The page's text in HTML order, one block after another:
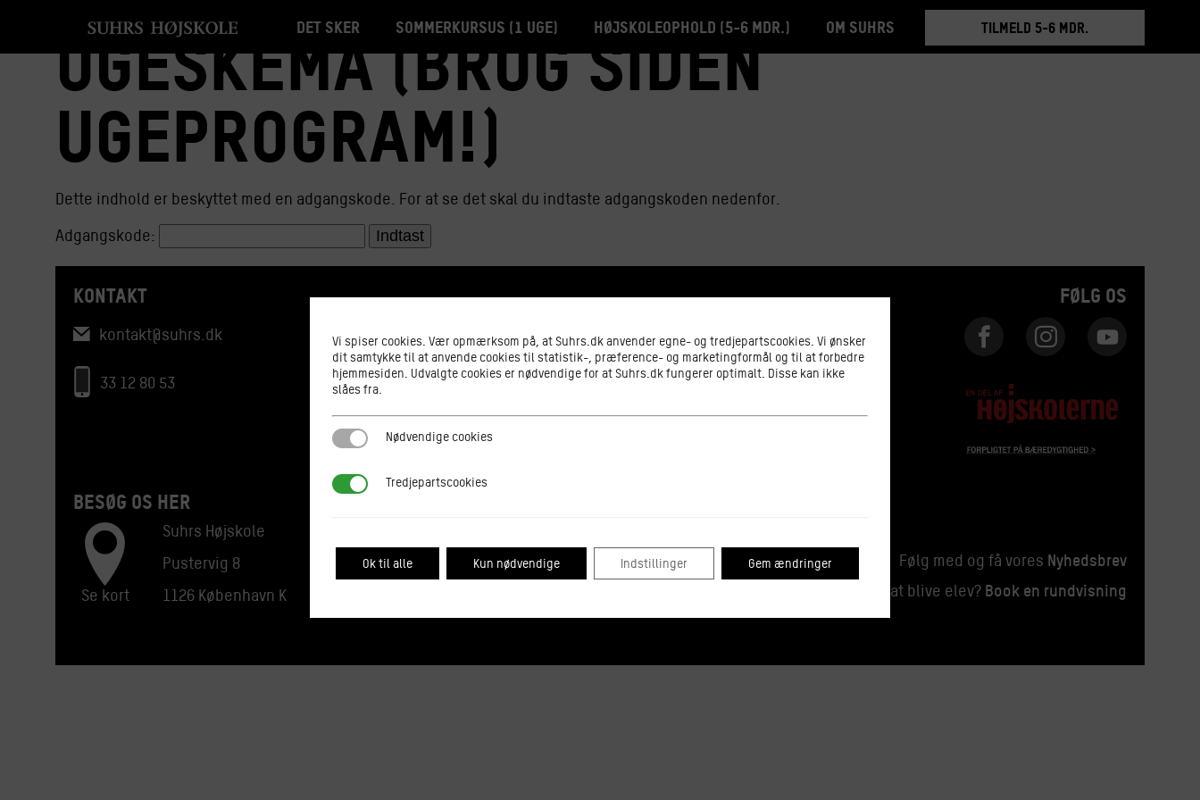
Det sker Sommerkursus (1 uge) Højskoleophold (5-6 mdr.) Om Suhrs
TILMELD 5-6 MDR.
BOOK RUNDVISNING
Ugeskema (brug siden
ugeprogram!)
Dette indhold er beskyttet med en adgangskode. For at se det skal du indtaste adgangskoden nedenfor.
Adgangskode:
KONTAKT
kontakt@suhrs.dk
33 12 80 53
FØLG OS
BESØG OS HER
Suhrs Højskole
Pustervig 8
1126 København K
Se kort
Følg med og få vores Nyhedsbrev
Overvejer du at blive elev? Book en rundvisning
Vi spiser cookies. Vær opmærksom på, at Suhrs.dk anvender egne- og tredjepartscookies. Vi ønsker
dit samtykke til at anvende cookies til statistik-, præference- og marketingformål og til at forbedre
hjemmesiden. Udvalgte cookies er nødvendige for at Suhrs.dk fungerer optimalt. Disse kan ikke
slåes fra.
Nødvendige cookies
Nødvendige cookies
Tredjepartscookies
Tredjepartscookies
Ok til alle Kun nødvendige Indstillinger Gem ændringer